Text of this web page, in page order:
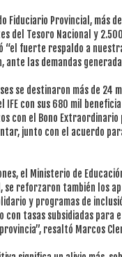
Fiduciario Provincial, más
del Tesoro Nacional y
“el fuerte respaldo a
ante las demandas
se destinaron más de 24
con sus 680 mil
con el Bono
junto con el acuerdo
el Ministerio de
se reforzaron también los
y programas de
tasas subsidiadas para
resaltó Marcos